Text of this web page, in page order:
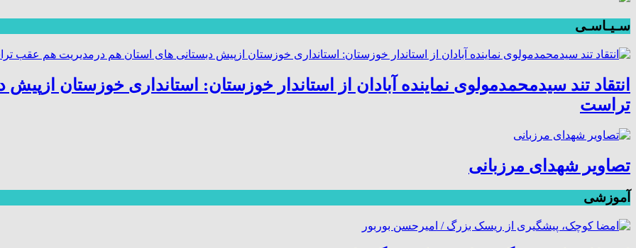
سـیـاسـی
انتقاد تند سیدمحمدمولوی نماینده آبادان از استاندار خوزستان: استانداری خوزستان
تراست
تصاویر شهدای مرزبانی
آموزشی